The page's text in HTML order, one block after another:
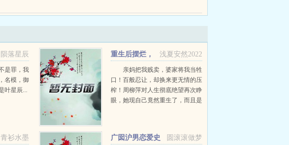
，只有三个。一九八五年，那一年高三，因为一只老鼠得罪了大人物，
陨落星辰
是罪，我
名模，御
叶星辰...
浅夏安然2022
重生后摆烂，
禽兽家人们全都疯了
亲妈把我贱卖，婆家将我当牲
口！百般忍让，却换来更无情的压
榨！周柳萍对人生彻底绝望再次睁
眼，她现自己竟然重生了，而且是
自己的人...
青衫水墨 圆滚滚做梦
广囡沪男恋爱史